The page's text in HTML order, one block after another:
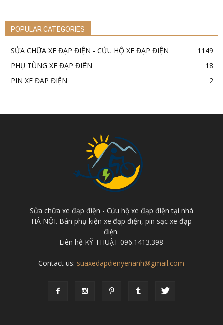
POPULAR CATEGORIES
SỬA CHỮA XE ĐẠP ĐIỆN - CỨU HỘ XE ĐẠP ĐIỆN
1149
PHỤ TÙNG XE ĐẠP ĐIỆN
18
PIN XE ĐẠP ĐIỆN
2
Sửa chữa xe đạp điện - Cứu hộ xe đạp điện tại nhà
HÀ NỘI. Bán phụ kiện xe đạp điện, pin sạc xe đạp
điện.
Liên hệ KỸ THUẬT 096.1413.398
Contact us: suaxedapdienyenanh@gmail.com